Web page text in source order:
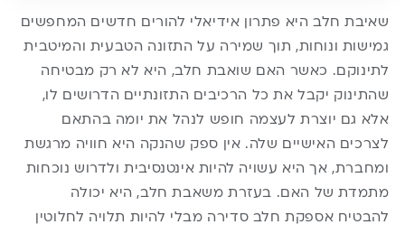
שאיבת חלב היא פתרון אידיאלי להורים חדשים המחפשים
גמישות ונוחות, תוך שמירה על התזונה הטבעית והמיטבית
לתינוקם. כאשר האם שואבת חלב, היא לא רק מבטיחה
שהתינוק יקבל את כל הרכיבים התזונתיים הדרושים לו,
אלא גם יוצרת לעצמה חופש לנהל את יומה בהתאם
לצרכים האישיים שלה. אין ספק שהנקה היא חוויה מרגשת
ומחברת, אך היא עשויה להיות אינטנסיבית ולדרוש נוכחות
מתמדת של האם. בעזרת משאבת חלב, היא יכולה
להבטיח אספקת חלב סדירה מבלי להיות תלויה לחלוטין